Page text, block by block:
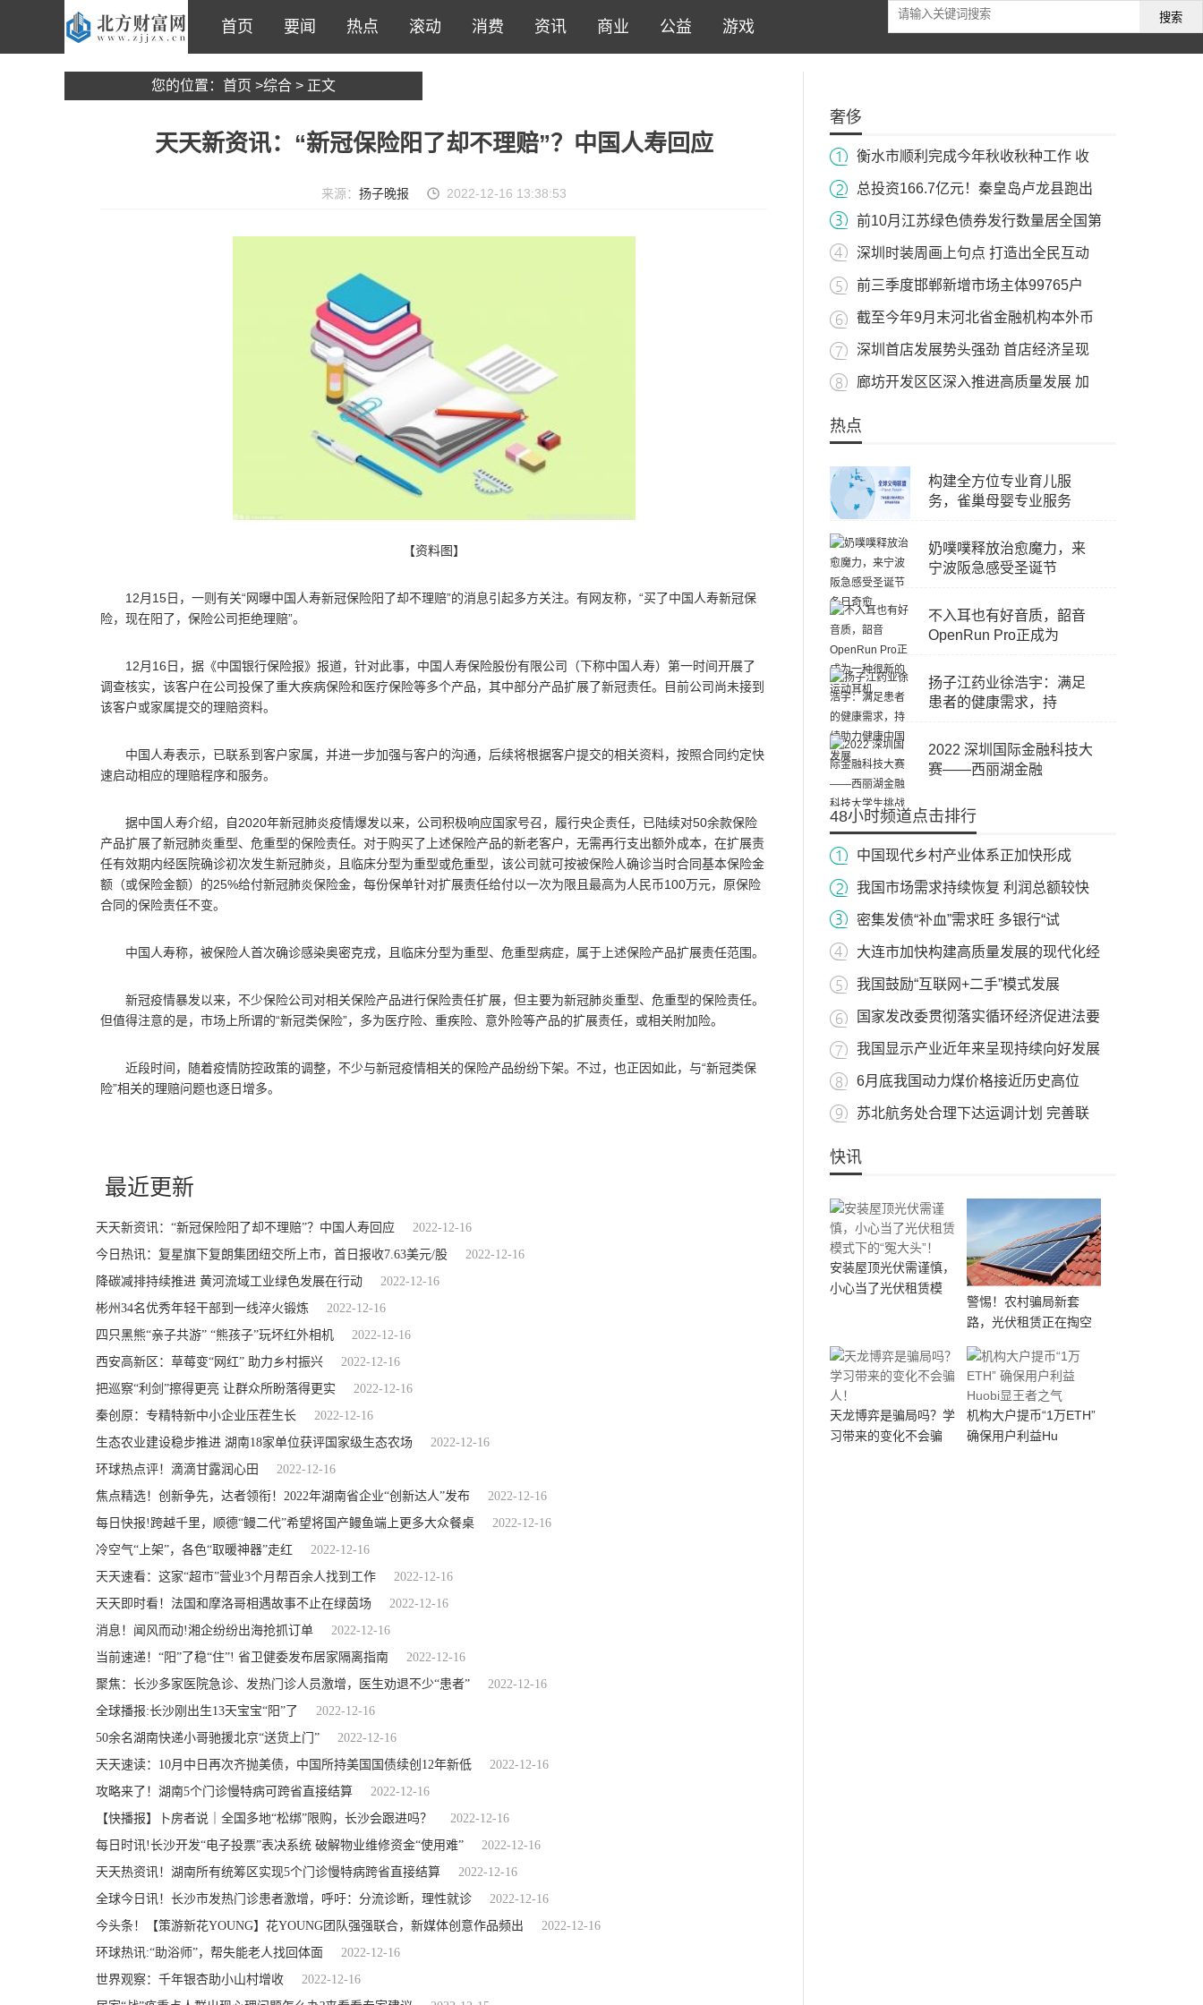
首页 要闻 热点 滚动 消费 资讯 商业 公益 游戏
搜索
您的位置： 首页 >综合 > 正文
天天新资讯：“新冠保险阳了却不理赔”？中国人寿回应
来源： 扬子晚报 2022-12-16 13:38:53
【资料图】
12月15日，一则有关“网曝中国人寿新冠保险阳了却不理赔”的消息引起多方关注。有网友称，“买了中国人寿新冠保
险，现在阳了，保险公司拒绝理赔”。
12月16日，据《中国银行保险报》报道，针对此事，中国人寿保险股份有限公司（下称中国人寿）第一时间开展了
调查核实，该客户在公司投保了重大疾病保险和医疗保险等多个产品，其中部分产品扩展了新冠责任。目前公司尚未接到
该客户或家属提交的理赔资料。
中国人寿表示，已联系到客户家属，并进一步加强与客户的沟通，后续将根据客户提交的相关资料，按照合同约定快
速启动相应的理赔程序和服务。
据中国人寿介绍，自2020年新冠肺炎疫情爆发以来，公司积极响应国家号召，履行央企责任，已陆续对50余款保险
产品扩展了新冠肺炎重型、危重型的保险责任。对于购买了上述保险产品的新老客户，无需再行支出额外成本，在扩展责
任有效期内经医院确诊初次发生新冠肺炎，且临床分型为重型或危重型，该公司就可按被保险人确诊当时合同基本保险金
额（或保险金额）的25%给付新冠肺炎保险金，每份保单针对扩展责任给付以一次为限且最高为人民币100万元，原保险
合同的保险责任不变。
中国人寿称，被保险人首次确诊感染奥密克戎，且临床分型为重型、危重型病症，属于上述保险产品扩展责任范围。
新冠疫情暴发以来，不少保险公司对相关保险产品进行保险责任扩展，但主要为新冠肺炎重型、危重型的保险责任。
但值得注意的是，市场上所谓的“新冠类保险”，多为医疗险、重疾险、意外险等产品的扩展责任，或相关附加险。
近段时间，随着疫情防控政策的调整，不少与新冠疫情相关的保险产品纷纷下架。不过，也正因如此，与“新冠类保
险”相关的理赔问题也逐日增多。
最近更新
天天新资讯：“新冠保险阳了却不理赔”？中国人寿回应
2022-12-16
今日热讯：复星旗下复朗集团纽交所上市，首日报收7.63美元/股
2022-12-16
降碳减排持续推进 黄河流域工业绿色发展在行动
2022-12-16
彬州34名优秀年轻干部到一线淬火锻炼
2022-12-16
四只黑熊“亲子共游” “熊孩子”玩坏红外相机
2022-12-16
西安高新区：草莓变“网红” 助力乡村振兴
2022-12-16
把巡察“利剑”擦得更亮 让群众所盼落得更实
2022-12-16
秦创原：专精特新中小企业压茬生长
2022-12-16
生态农业建设稳步推进 湖南18家单位获评国家级生态农场
2022-12-16
环球热点评！​滴滴甘露润心田
2022-12-16
焦点精选！创新争先，达者领衔！2022年湖南省企业“创新达人”发布
2022-12-16
每日快报!跨越千里，顺德“鳗二代”希望将国产鳗鱼端上更多大众餐桌
2022-12-16
冷空气“上架”，各色“取暖神器”走红
2022-12-16
天天速看：这家“超市”营业3个月帮百余人找到工作
2022-12-16
天天即时看！法国和摩洛哥相遇故事不止在绿茵场
2022-12-16
消息！闻风而动!湘企纷纷出海抢抓订单
2022-12-16
当前速递！“阳”了稳“住”! 省卫健委发布居家隔离指南
2022-12-16
聚焦：长沙多家医院急诊、发热门诊人员激增，医生劝退不少“患者”
2022-12-16
全球播报:长沙刚出生13天宝宝“阳”了
2022-12-16
50余名湖南快递小哥驰援北京“送货上门”
2022-12-16
天天速读：10月中日再次齐抛美债，中国所持美国国债续创12年新低
2022-12-16
攻略来了！湖南5个门诊慢特病可跨省直接结算
2022-12-16
【快播报】卜房者说｜全国多地“松绑”限购，长沙会跟进吗？
2022-12-16
每日时讯!长沙开发“电子投票”表决系统 破解物业维修资金“使用难”
2022-12-16
天天热资讯！湖南所有统筹区实现5个门诊慢特病跨省直接结算
2022-12-16
全球今日讯！长沙市发热门诊患者激增，呼吁：分流诊断，理性就诊
2022-12-16
今头条！【策游新花YOUNG】花YOUNG团队强强联合，新媒体创意作品频出
2022-12-16
环球热讯:“助浴师”，帮失能老人找回体面​
2022-12-16
世界观察：千年银杏助小山村增收
2022-12-16
奢侈
衡水市顺利完成今年秋收秋种工作 收
总投资166.7亿元！秦皇岛卢龙县跑出
前10月江苏绿色债券发行数量居全国第
深圳时装周画上句点 打造出全民互动
前三季度邯郸新增市场主体99765户
截至今年9月末河北省金融机构本外币
深圳首店发展势头强劲 首店经济呈现
廊坊开发区区深入推进高质量发展 加
热点
构建全方位专业育儿服
务，雀巢母婴专业服务
奶噗噗释放治愈魔力，来
宁波阪急感受圣诞节
不入耳也有好音质，韶音
OpenRun Pro正成为
扬子江药业徐浩宇：满足
患者的健康需求，持
2022 深圳国际金融科技大
赛——西丽湖金融
48小时频道点击排行
中国现代乡村产业体系正加快形成
我国市场需求持续恢复 利润总额较快
密集发债“补血”需求旺 多银行“试
大连市加快构建高质量发展的现代化经
我国鼓励“互联网+二手”模式发展
国家发改委贯彻落实循环经济促进法要
我国显示产业近年来呈现持续向好发展
6月底我国动力煤价格接近历史高位
苏北航务处合理下达运调计划 完善联
快讯
安装屋顶光伏需谨慎，
小心当了光伏租赁模
警惕！农村骗局新套
路，光伏租赁正在掏空
天龙博弈是骗局吗？学
习带来的变化不会骗
机构大户提币“1万ETH”
确保用户利益Hu